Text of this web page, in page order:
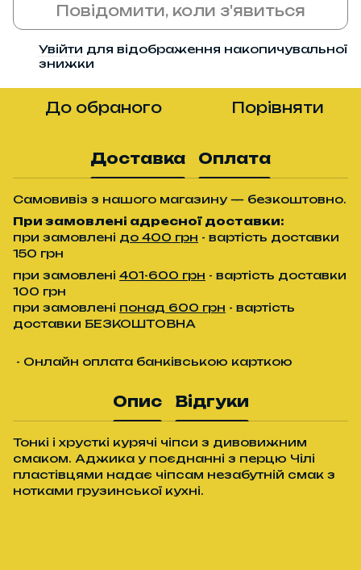
Повідомити, коли з'явиться
Увійти для відображення накопичувальної
знижки
До обраного Порівняти
Доставка Оплата
Самовивіз з нашого магазину — безкоштовно.
При замовлені адресної доставки:
при замовлені до 400 грн - вартість доставки
150 грн
при замовлені 401-600 грн - вартість доставки
100 грн
при замовлені понад 600 грн - вартість
доставки БЕЗКОШТОВНА
- Онлайн оплата банківською карткою
Опис Відгуки
Тонкі і хрусткі курячі чіпси з дивовижним
смаком. Аджика у поєднанні з перцю Чілі
пластівцями надає чіпсам незабутній смак з
нотками грузинської кухні.